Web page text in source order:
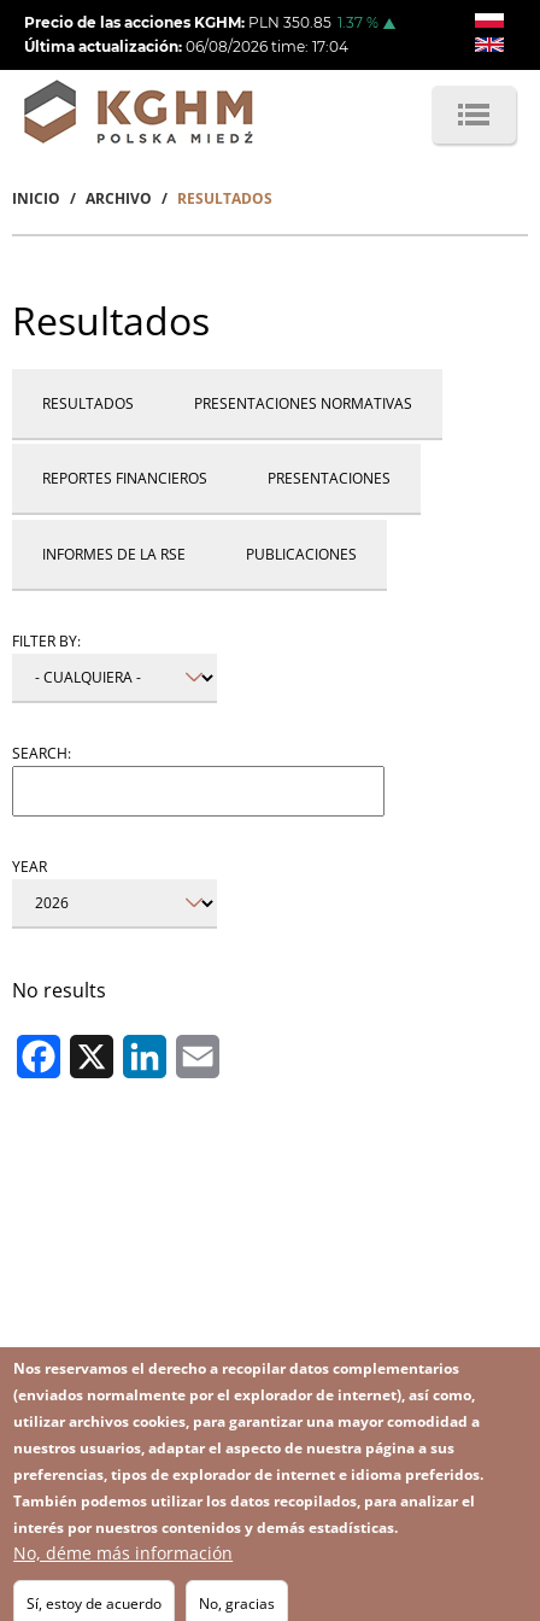
Pasar
contenido
principal
Precio de las acciones KGHM: PLN 350.85 1.37 %
Última actualización: 06/08/2026 time: 17:04
Sobrescribir
de
ayuda
navegación
INICIO ARCHIVO RESULTADOS
Resultados
Archive
menu
RESULTADOS PRESENTACIONES NORMATIVAS
REPORTES FINANCIEROS PRESENTACIONES
INFORMES DE LA RSE PUBLICACIONES
FILTER BY:
SEARCH:
YEAR
No results
Facebook LinkedIn
FooterSuscríbase a nuestro Newsletter
Image
IMAGE
Nos reservamos el derecho a recopilar datos complementarios
(enviados normalmente por el explorador de internet), así como,
utilizar archivos cookies, para garantizar una mayor comodidad a
nuestros usuarios, adaptar el aspecto de nuestra página a sus
preferencias, tipos de explorador de internet e idioma preferidos.
También podemos utilizar los datos recopilados, para analizar el
interés por nuestros contenidos y demás estadísticas.
No, déme más información
Sí, estoy de acuerdo No, gracias